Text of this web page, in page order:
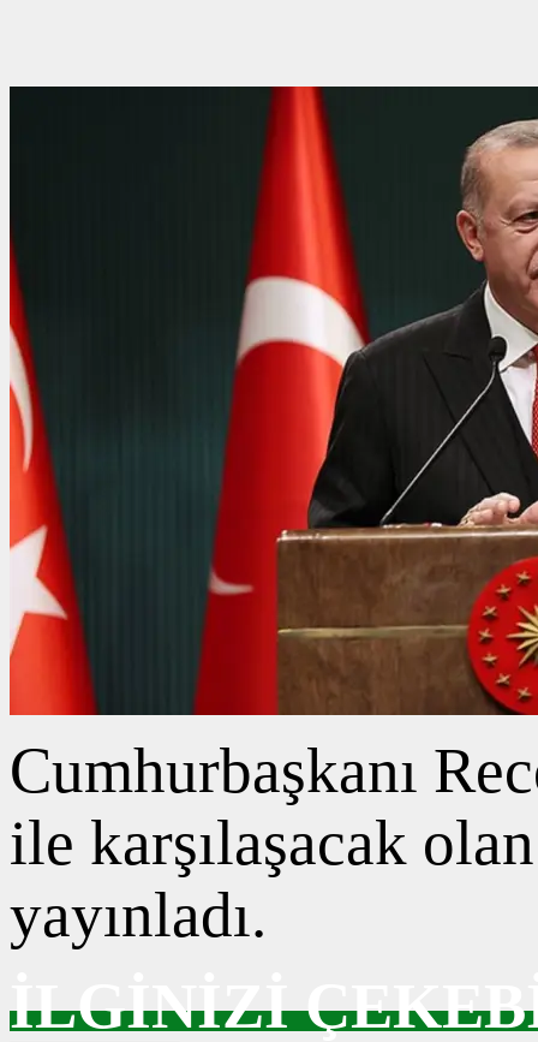
Cumhurbaşkanı
ile karşılaşacak
yayınladı.
İLGİNİZİ